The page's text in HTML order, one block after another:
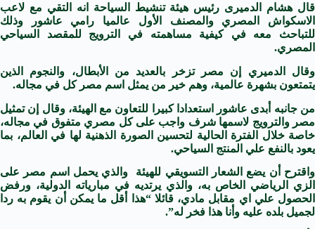
قال هشام الدميرى رئيس هيئة تنشيط السياحة انه التقي مع لاعب
الاسكواش المصري والمصنف الأول عالميا رامي عاشور وذلك
للتباحث معه في كيفية مساهمته في الترويج للمقصد السياحي
المصري.
وقال الدميري إن مصر تزخر بالعديد من الأبطال، والنجوم الذين
يتمتعون بشهرة عالمية، وهم خير من يمثل اسم مصر كل في مجاله.
من جانبه أبدى عاشور استعدادا كبيرا للتعاون مع الهيئة، وقال إن تمثيل
مصر والترويج لاسمها شرف واجب على كل مصري متفوق في مجاله،
خاصة خلال الفترة الحالية لتحسين الصورة الذهنية لها في العالم، بما
يعود بالنفع علي المنتج السياحي.
واقترح أن يضع الشعار التسويقي للهيئة والذي يحمل اسم مصر على
الزي الرياضي الخاص به، والذي يرتديه في مبارياته الدولية، ورفض
الحصول علي اي مقابل مادي، قائلا “هذا أقل ما يمكن أن يقوم به ردا
لجميل بلده عليه وأنا هذا فخر له”.